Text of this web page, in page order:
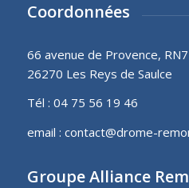
Coordonnées
66 avenue de Provence, RN7
26270 Les Reys de Saulce
Tél : 04 75 56 19 46
email : contact@drome-
Groupe Alliance